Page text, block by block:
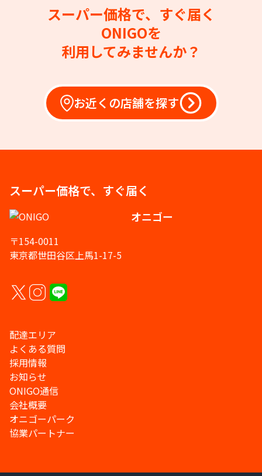
スーパー価格で、すぐ届く
ONIGOを
利用してみませんか？
お近くの店舗を探す
スーパー価格で、すぐ届く
オニゴー
〒154-0011
東京都世田谷区上馬1-17-5
配達エリア
よくある質問
採用情報
お知らせ
ONIGO通信
会社概要
オニゴーパーク
協業パートナー